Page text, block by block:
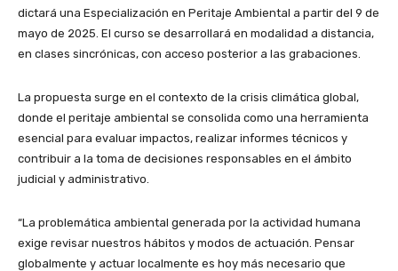
dictará una Especialización en Peritaje Ambiental a partir del 9 de
mayo de 2025. El curso se desarrollará en modalidad a distancia,
en clases sincrónicas, con acceso posterior a las grabaciones.
La propuesta surge en el contexto de la crisis climática global,
donde el peritaje ambiental se consolida como una herramienta
esencial para evaluar impactos, realizar informes técnicos y
contribuir a la toma de decisiones responsables en el ámbito
judicial y administrativo.
“La problemática ambiental generada por la actividad humana
exige revisar nuestros hábitos y modos de actuación. Pensar
globalmente y actuar localmente es hoy más necesario que